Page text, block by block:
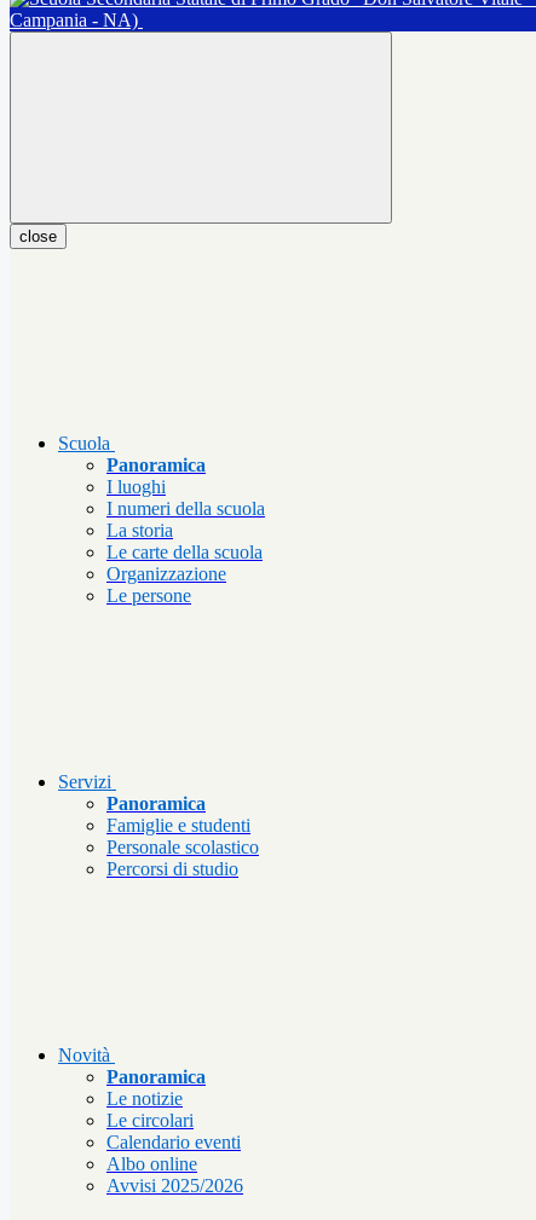
Campania - NA)
close
Scuola
Panoramica
I luoghi
I numeri della scuola
La storia
Le carte della scuola
Organizzazione
Le persone
Servizi
Panoramica
Famiglie e studenti
Personale scolastico
Percorsi di studio
Novità
Panoramica
Le notizie
Le circolari
Calendario eventi
Albo online
Avvisi 2025/2026